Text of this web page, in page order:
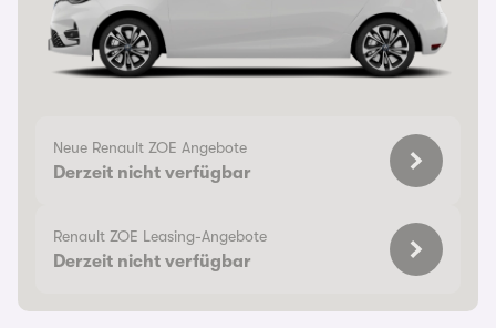
Neue Renault ZOE Angebote
Derzeit nicht verfügbar
Renault ZOE Leasing-Angebote
Derzeit nicht verfügbar